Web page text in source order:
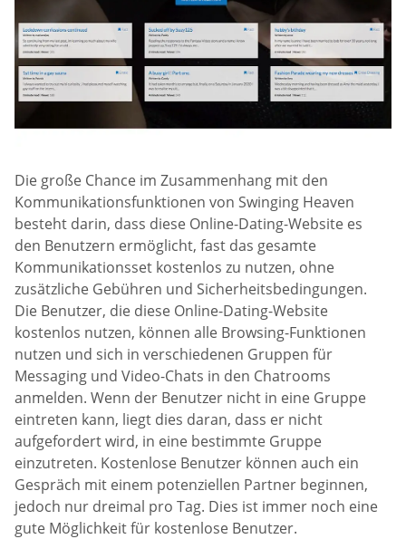
Die große Chance im Zusammenhang mit den
Kommunikationsfunktionen von Swinging Heaven
besteht darin, dass diese Online-Dating-Website es
den Benutzern ermöglicht, fast das gesamte
Kommunikationsset kostenlos zu nutzen, ohne
zusätzliche Gebühren und Sicherheitsbedingungen.
Die Benutzer, die diese Online-Dating-Website
kostenlos nutzen, können alle Browsing-Funktionen
nutzen und sich in verschiedenen Gruppen für
Messaging und Video-Chats in den Chatrooms
anmelden. Wenn der Benutzer nicht in eine Gruppe
eintreten kann, liegt dies daran, dass er nicht
aufgefordert wird, in eine bestimmte Gruppe
einzutreten. Kostenlose Benutzer können auch ein
Gespräch mit einem potenziellen Partner beginnen,
jedoch nur dreimal pro Tag. Dies ist immer noch eine
gute Möglichkeit für kostenlose Benutzer.